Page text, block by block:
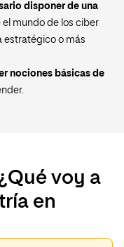
disponer de una
el mundo de los ciber
estratégico o más
nociones básicas de
voy a
en